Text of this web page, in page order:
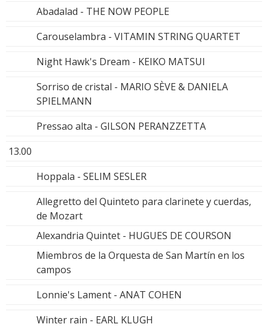
Abadalad - THE NOW PEOPLE
Carouselambra - VITAMIN STRING QUARTET
Night Hawk's Dream - KEIKO MATSUI
Sorriso de cristal - MARIO SÈVE & DANIELA
SPIELMANN
Pressao alta - GILSON PERANZZETTA
13.00
Hoppala - SELIM SESLER
Allegretto del Quinteto para clarinete y cuerdas,
de Mozart
Alexandria Quintet - HUGUES DE COURSON
Miembros de la Orquesta de San Martín en los
campos
Lonnie's Lament - ANAT COHEN
Winter rain - EARL KLUGH